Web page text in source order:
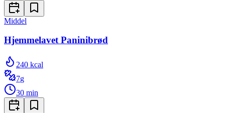
Middel
Hjemmelavet Paninibrød
240 kcal
7g
30 min